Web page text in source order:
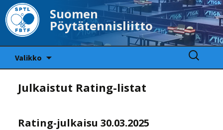
Suomen
Pöytätennisliitto
Valikko
Haku:
Julkaistut Rating-listat
Rating-julkaisu 30.03.2025